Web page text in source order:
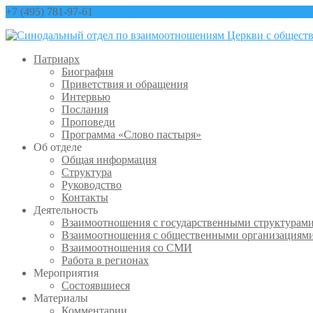
+7 (495) 781-97-61
Патриарх
Биография
Приветствия и обращения
Интервью
Послания
Проповеди
Программа «Слово пастыря»
Об отделе
Общая информация
Структура
Руководство
Контакты
Деятельность
Взаимоотношения с государственными
Взаимоотношения с общественными
Взаимоотношения со СМИ
Работа в регионах
Мероприятия
Состоявшиеся
Материалы
Комментарии